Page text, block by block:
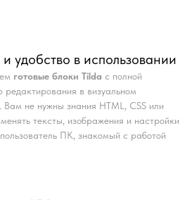
удобство в использовании
готовые блоки Tilda с полной
редактирования в визуальном
Вам не нужны знания HTML, CSS или
тексты, изображения и настройки
ПК, знакомый с работой